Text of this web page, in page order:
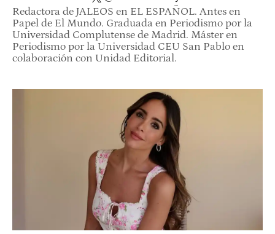
Redactora de JALEOS en EL ESPAÑOL. Antes en
Papel de El Mundo. Graduada en Periodismo por la
Universidad Complutense de Madrid. Máster en
Periodismo por la Universidad CEU San Pablo en
colaboración con Unidad Editorial.